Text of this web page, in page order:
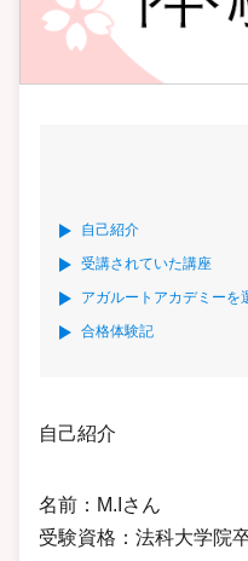
自己紹介
受講されていた講座
アガルートアカデミーを
合格体験記
自己紹介
名前：M.Iさん
受験資格：法科大学院